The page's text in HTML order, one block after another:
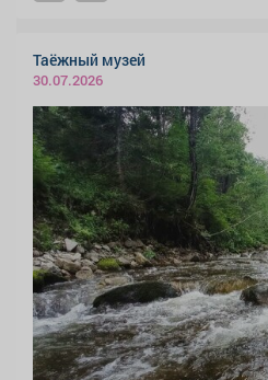
Таёжный музей
30.07.2026